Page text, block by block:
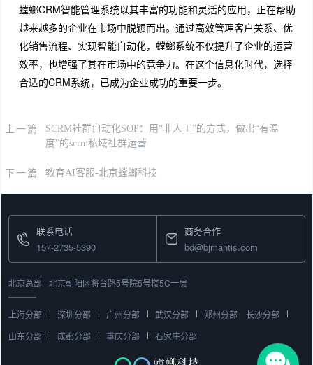
螳螂CRM智能管理系统以其丰富的功能和灵活的应用，正在帮助
越来越多的企业在市场中脱颖而出。通过高效管理客户关系、优
化销售流程、实现智能自动化，螳螂系统不仅提升了企业的运营
效率，也增强了其在市场中的竞争力。在这个信息化时代，选择
合适的CRM系统，已成为企业成功的重要一步。
上一篇
SCRM社群自动化SOP：用“非人工”的方式，做出“有温
度”的scrm私域社群运营
下一篇 教育AI客服-北京螳螂科技
联系电话
157-2735-5390
商务合作
bd@bjmantis.com
北京总部 北京朝阳区将台路5号院5号楼5C一层
上海分部 深圳分部 广州分部 武汉分部 郑州分部
长沙分部
山东分部
成都分部 重庆分部 石家庄分部